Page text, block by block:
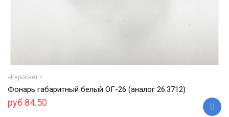
--Евросвет +
Фонарь габаритный белый ОГ-26 (аналог 26.3712)
руб 84.50